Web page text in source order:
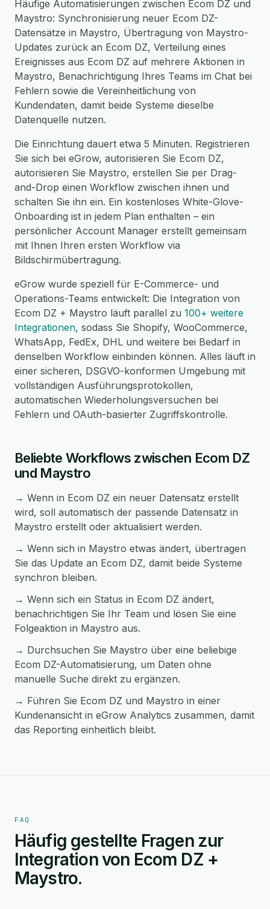
Häufige Automatisierungen zwischen Ecom DZ und
Maystro: Synchronisierung neuer Ecom DZ-
Datensätze in Maystro, Übertragung von Maystro-
Updates zurück an Ecom DZ, Verteilung eines
Ereignisses aus Ecom DZ auf mehrere Aktionen in
Maystro, Benachrichtigung Ihres Teams im Chat bei
Fehlern sowie die Vereinheitlichung von
Kundendaten, damit beide Systeme dieselbe
Datenquelle nutzen.
Die Einrichtung dauert etwa 5 Minuten. Registrieren
Sie sich bei eGrow, autorisieren Sie Ecom DZ,
autorisieren Sie Maystro, erstellen Sie per Drag-
and-Drop einen Workflow zwischen ihnen und
schalten Sie ihn ein. Ein kostenloses White-Glove-
Onboarding ist in jedem Plan enthalten – ein
persönlicher Account Manager erstellt gemeinsam
mit Ihnen Ihren ersten Workflow via
Bildschirmübertragung.
eGrow wurde speziell für E-Commerce- und
Operations-Teams entwickelt: Die Integration von
Ecom DZ + Maystro läuft parallel zu 100+ weitere
Integrationen, sodass Sie Shopify, WooCommerce,
WhatsApp, FedEx, DHL und weitere bei Bedarf in
denselben Workflow einbinden können. Alles läuft in
einer sicheren, DSGVO-konformen Umgebung mit
vollständigen Ausführungsprotokollen,
automatischen Wiederholungsversuchen bei
Fehlern und OAuth-basierter Zugriffskontrolle.
Beliebte Workflows zwischen Ecom DZ
und Maystro
→ Wenn in Ecom DZ ein neuer Datensatz erstellt
wird, soll automatisch der passende Datensatz in
Maystro erstellt oder aktualisiert werden.
→ Wenn sich in Maystro etwas ändert, übertragen
Sie das Update an Ecom DZ, damit beide Systeme
synchron bleiben.
→ Wenn sich ein Status in Ecom DZ ändert,
benachrichtigen Sie Ihr Team und lösen Sie eine
Folgeaktion in Maystro aus.
→ Durchsuchen Sie Maystro über eine beliebige
Ecom DZ-Automatisierung, um Daten ohne
manuelle Suche direkt zu ergänzen.
→ Führen Sie Ecom DZ und Maystro in einer
Kundenansicht in eGrow Analytics zusammen, damit
das Reporting einheitlich bleibt.
FAQ
Häufig gestellte Fragen zur
Integration von Ecom DZ +
Maystro.